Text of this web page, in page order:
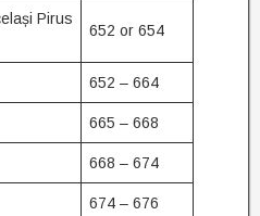
Pirus
652 or 654
652 – 664
665 – 668
668 – 674
674 – 676